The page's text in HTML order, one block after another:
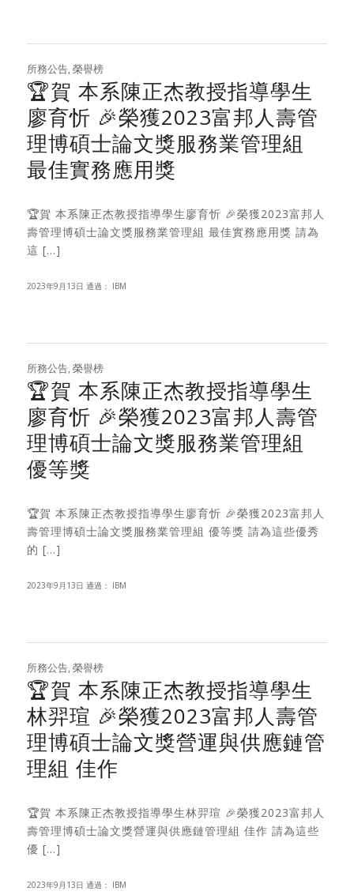
所務公告,榮譽榜
🏆賀 本系陳正杰教授指導學生
廖育忻 🎉榮獲2023富邦人壽管
理博碩士論文獎服務業管理組
最佳實務應用獎
🏆賀 本系陳正杰教授指導學生廖育忻 🎉榮獲2023富邦人
壽管理博碩士論文獎服務業管理組 最佳實務應用獎 請為
這 […]
2023年9月13日 通過： IBM
所務公告,榮譽榜
🏆賀 本系陳正杰教授指導學生
廖育忻 🎉榮獲2023富邦人壽管
理博碩士論文獎服務業管理組
優等獎
🏆賀 本系陳正杰教授指導學生廖育忻 🎉榮獲2023富邦人
壽管理博碩士論文獎服務業管理組 優等獎 請為這些優秀
的 […]
2023年9月13日 通過： IBM
所務公告,榮譽榜
🏆賀 本系陳正杰教授指導學生
林羿瑄 🎉榮獲2023富邦人壽管
理博碩士論文獎營運與供應鏈管
理組 佳作
🏆賀 本系陳正杰教授指導學生林羿瑄 🎉榮獲2023富邦人
壽管理博碩士論文獎營運與供應鏈管理組 佳作 請為這些
優 […]
2023年9月13日 通過： IBM